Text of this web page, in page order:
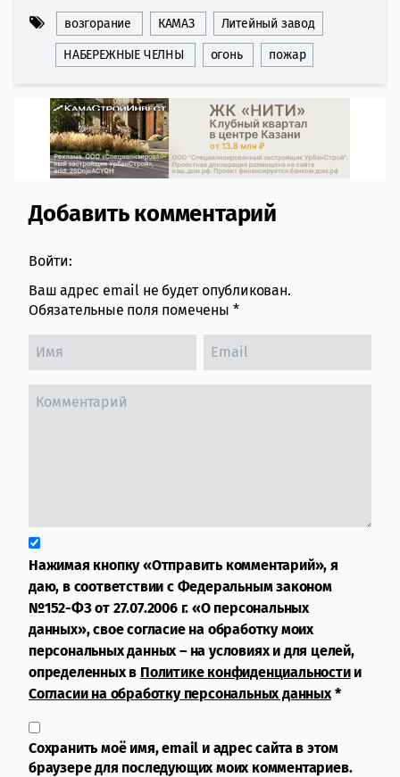
возгорание КАМАЗ Литейный завод
НАБЕРЕЖНЫЕ ЧЕЛНЫ огонь пожар
Comment section
Добавить комментарий
Войти:
Ваш адрес email не будет опубликован.
Обязательные поля помечены *
Нажимая кнопку «Отправить комментарий», я
даю, в соответствии с Федеральным законом
№152-ФЗ от 27.07.2006 г. «О персональных
данных», свое согласие на обработку моих
персональных данных – на условиях и для целей,
определенных в Политике конфиденциальностии
Согласии на обработку персональных данных*
Сохранить моё имя, email и адрес сайта в этом
браузере для последующих моих комментариев.